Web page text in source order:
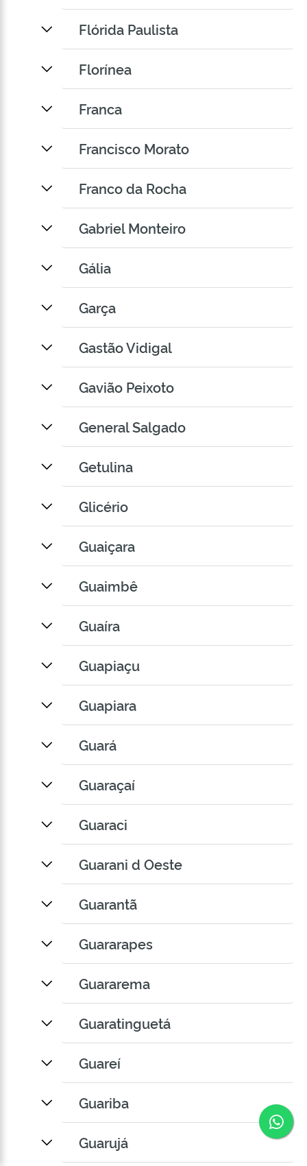
Flórida Paulista
Florínea
Franca
Francisco Morato
Franco da Rocha
Gabriel Monteiro
Gália
Garça
Gastão Vidigal
Gavião Peixoto
General Salgado
Getulina
Glicério
Guaiçara
Guaimbê
Guaíra
Guapiaçu
Guapiara
Guará
Guaraçaí
Guaraci
Guarani d Oeste
Guarantã
Guararapes
Guararema
Guaratinguetá
Guareí
Guariba
Guarujá